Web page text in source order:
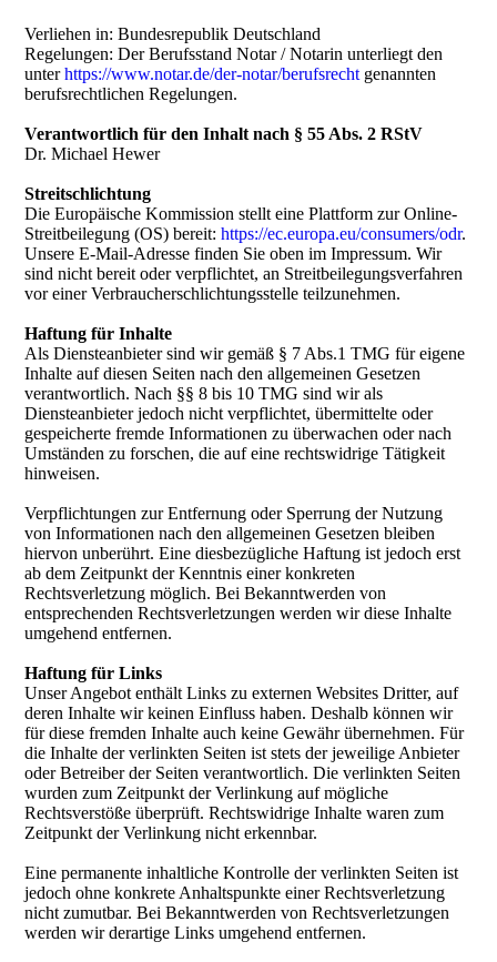
Verliehen in: Bundesrepublik Deutschland
Regelungen: Der Berufsstand Notar / Notarin unterliegt den
unterhttps://www.notar.de/der-notar/berufsrecht genannten
berufsrechtlichen Regelungen.
Verantwortlich für den Inhalt nach § 55 Abs. 2 RStV
Dr. Michael Hewer
Streitschlichtung
Die Europäische Kommission stellt eine Plattform zur Online-
Streitbeilegung (OS) bereit:https://ec.europa.eu/consumers/odr.
Unsere E-Mail-Adresse finden Sie oben im Impressum. Wir
sind nicht bereit oder verpflichtet, an Streitbeilegungsverfahren
vor einer Verbraucherschlichtungsstelle teilzunehmen.
Haftung für Inhalte
Als Diensteanbieter sind wir gemäß § 7 Abs.1 TMG für eigene
Inhalte auf diesen Seiten nach den allgemeinen Gesetzen
verantwortlich. Nach §§ 8 bis 10 TMG sind wir als
Diensteanbieter jedoch nicht verpflichtet, übermittelte oder
gespeicherte fremde Informationen zu überwachen oder nach
Umständen zu forschen, die auf eine rechtswidrige Tätigkeit
hinweisen.
Verpflichtungen zur Entfernung oder Sperrung der Nutzung
von Informationen nach den allgemeinen Gesetzen bleiben
hiervon unberührt. Eine diesbezügliche Haftung ist jedoch erst
ab dem Zeitpunkt der Kenntnis einer konkreten
Rechtsverletzung möglich. Bei Bekanntwerden von
entsprechenden Rechtsverletzungen werden wir diese Inhalte
umgehend entfernen.
Haftung für Links
Unser Angebot enthält Links zu externen Websites Dritter, auf
deren Inhalte wir keinen Einfluss haben. Deshalb können wir
für diese fremden Inhalte auch keine Gewähr übernehmen. Für
die Inhalte der verlinkten Seiten ist stets der jeweilige Anbieter
oder Betreiber der Seiten verantwortlich. Die verlinkten Seiten
wurden zum Zeitpunkt der Verlinkung auf mögliche
Rechtsverstöße überprüft. Rechtswidrige Inhalte waren zum
Zeitpunkt der Verlinkung nicht erkennbar.
Eine permanente inhaltliche Kontrolle der verlinkten Seiten ist
jedoch ohne konkrete Anhaltspunkte einer Rechtsverletzung
nicht zumutbar. Bei Bekanntwerden von Rechtsverletzungen
werden wir derartige Links umgehend entfernen.